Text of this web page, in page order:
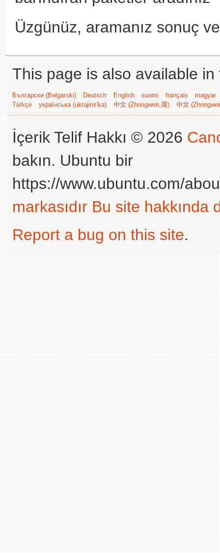
Üzgünüz, aramanız sonuç
This page is also available
Български (Bəlgarski) Deutsch English suomi français
magyar
Türkçe
українська (ukrajins'ka) 中文 (Zhongwen,简) 中文
İçerik Telif Hakkı © 2026
bakın. Ubuntu bir
https://www.ubuntu.com/
markasıdır Bu site hakkında
Report a bug on this site.